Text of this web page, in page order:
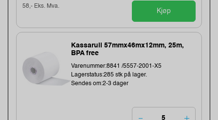
58,- Eks. Mva.
Kjøp
Kassarull 57mmx46mx12mm, 25m,
BPA free
Varenummer:8841 /5557-2001-X5
Lagerstatus:285 stk på lager.
Sendes om:2-3 dager